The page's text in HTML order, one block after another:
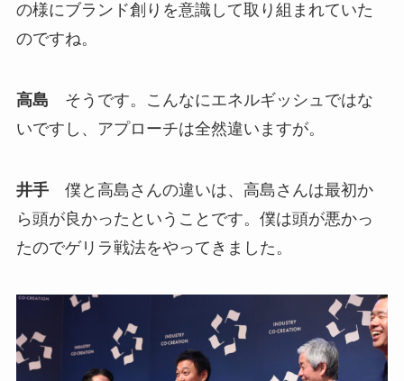
の様にブランド創りを意識して取り組まれていた
のですね。
高島 そうです。こんなにエネルギッシュではな
いですし、アプローチは全然違いますが。
井手僕と高島さんの違いは、高島さんは最初か
ら頭が良かったということです。僕は頭が悪かっ
たのでゲリラ戦法をやってきました。